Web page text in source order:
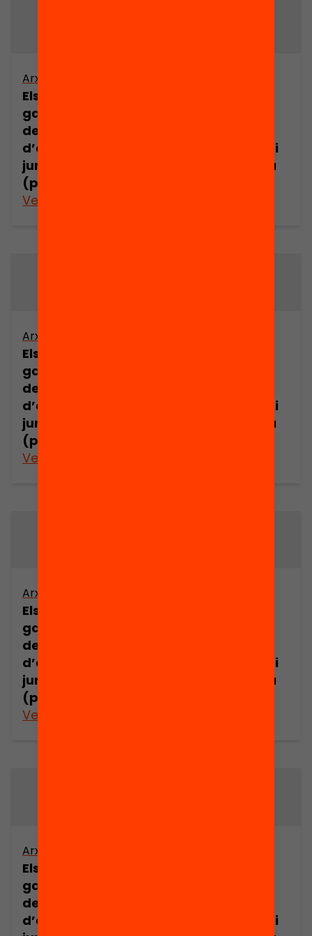
Arxiu
Els drets i les
garanties dels
demandants
d’asil en l’espai
jurídic europeu
(part 3)
Veure’n més
d’asil en l’espai
jurídic europeu
Arxiu
Els drets i les
garanties dels
demandants
d’asil en l’espai
jurídic europeu
(part 5)
Veure’n més
d’asil en l’espai
jurídic europeu
Arxiu
Els drets i les
garanties dels
demandants
d’asil en l’espai
jurídic europeu
(part 7)
Veure’n més
d’asil en l’espai
jurídic europeu
Arxiu
Els drets i les
garanties dels
demandants
d’asil en l’espai
d’asil en l’espai